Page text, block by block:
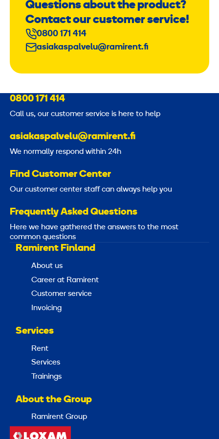
Questions about the product?
Contact our customer service!
0800 171 414
asiakaspalvelu@ramirent.fi
0800 171 414
Call us, our customer service is here to help
asiakaspalvelu@ramirent.fi
We normally respond within 24h
Find Customer Center
Our customer center staff can always help you
Frequently Asked Questions
Here we have gathered the answers to the most
common questions
Ramirent Finland
About us
Career at Ramirent
Customer service
Invoicing
Services
Rent
Services
Trainings
About the Group
Ramirent Group